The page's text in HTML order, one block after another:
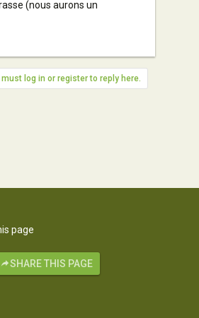
(nous aurons un
must log in or register to reply here.
page
SHARE THIS PAGE